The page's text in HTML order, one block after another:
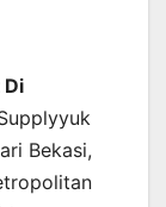
Di
Bekasi,